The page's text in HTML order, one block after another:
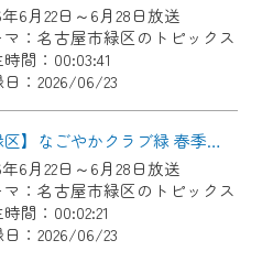
年6月22日～6月28日放送
マ：名古屋市緑区のトピックス
間：00:03:41
：2026/06/23
【緑区】なごやかクラブ緑 春季グラウンド・ゴルフ大会
年6月22日～6月28日放送
マ：名古屋市緑区のトピックス
間：00:02:21
：2026/06/23
ご加入者様へのサー
利用いただくには、
、
入と『CCNetマイ
ンが必要となりま